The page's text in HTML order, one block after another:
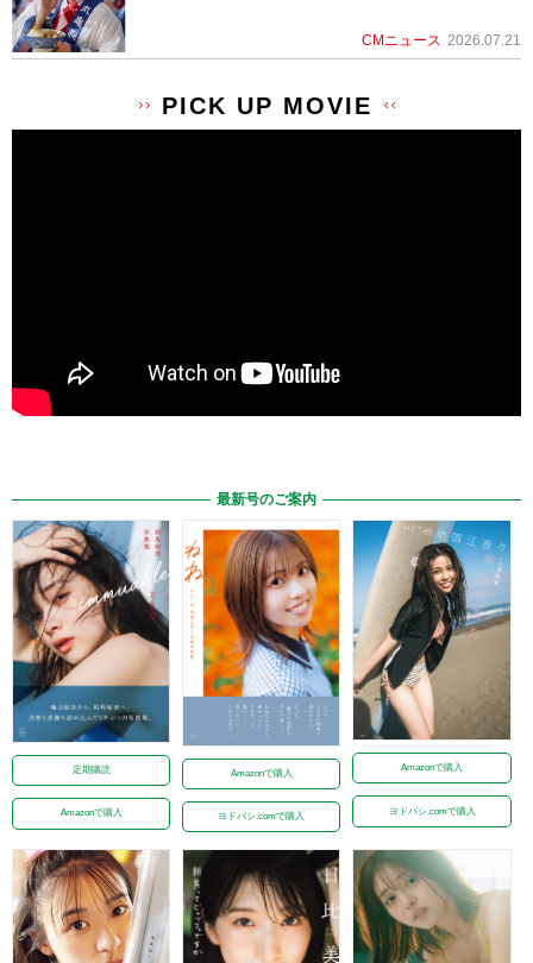
CMニュース 2026.07.21
PICK UP MOVIE
最新号のご案内
定期購読
Amazonで購入
Amazonで購入
ヨドバシ.comで購入
Amazonで購入
ヨドバシ.comで購入